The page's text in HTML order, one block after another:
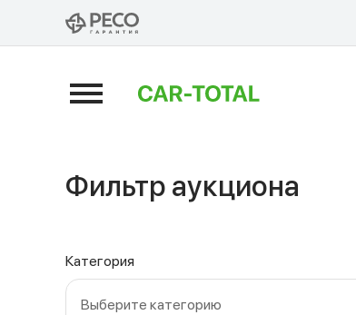
Аукционы
Фильтр аукциона
Категория
Выберите категорию
Сбросить фильтры